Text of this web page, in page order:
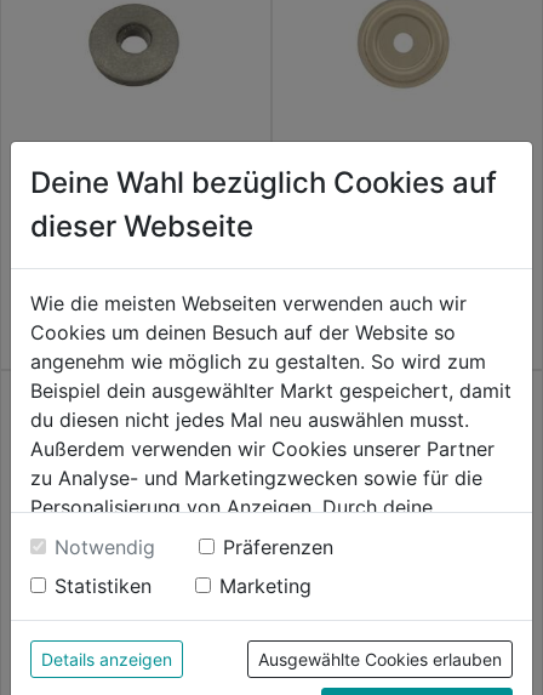
A2 mit grauem EPDM
0.0 (0)
0.0
von
Sternen.
vernickelt
von
Sternen.
Dichtscheiben
0.0
von
3,79€
DIN436
0.0
von
5
3,79€
Deine Wahl bezüglich Cookies auf
dieser Webseite
Wie die meisten Webseiten verwenden auch wir
Cookies um deinen Besuch auf der Website so
angenehm wie möglich zu gestalten. So wird zum
Beispiel dein ausgewählter Markt gespeichert, damit
du diesen nicht jedes Mal neu auswählen musst.
Außerdem verwenden wir Cookies unserer Partner
zu Analyse- und Marketingzwecken sowie für die
Personalisierung von Anzeigen. Durch deine
Einwilligung werden die Daten von Drittanbieter,
unter anderem auch in den USA, verarbeitet.
Durch Klick auf "Alle Cookies erlauben" stimmst du
der Verwendung aller Cookies zu. Unter "Details
anzeigen" findest du alle Infos zu den
unterschiedlichen Cookies, unter "Cookies
Notwendig
Präferenzen
Statistiken
Marketing
Details anzeigen Ausgewählte Cookies erlauben